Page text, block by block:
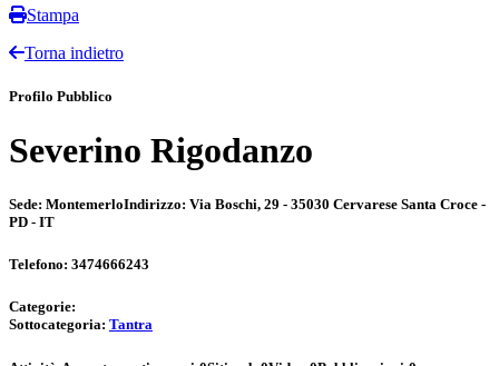
Stampa
Torna indietro
Profilo Pubblico
Severino Rigodanzo
Sede: MontemerloIndirizzo: Via Boschi, 29 - 35030 Cervarese Santa Croce -
PD - IT
Telefono: 3474666243
Categorie:
Sottocategoria: Tantra